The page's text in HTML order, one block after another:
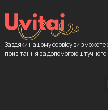
Завдяки нашому сервісу ви
привітання за допомогою штучного